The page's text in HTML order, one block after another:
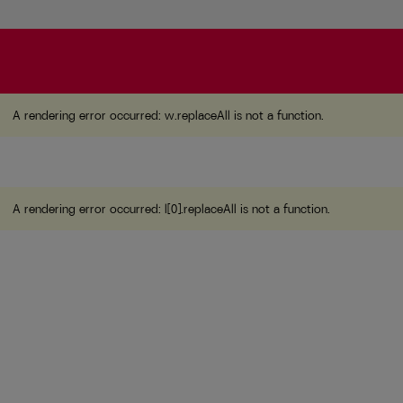
A rendering error occurred:w.replaceAll is not a function
A rendering error occurred: w.replaceAll is not a function.
A rendering error occurred: l[0].replaceAll is not a function.